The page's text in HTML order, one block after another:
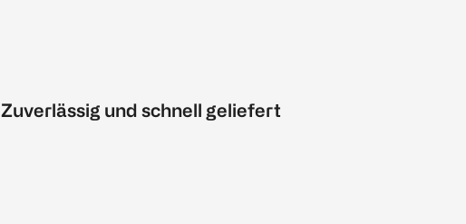
Zuverlässig und schnell geliefert